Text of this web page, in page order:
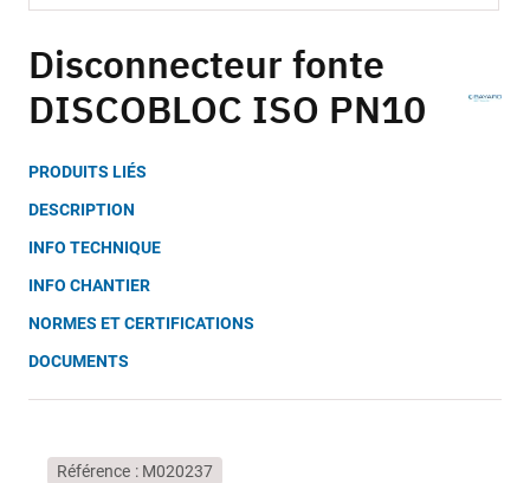
to
the
beginning
of
images
gallery
Disconnecteur fonte
DISCOBLOC ISO PN10
PRODUITS LIÉS
DESCRIPTION
INFO TECHNIQUE
INFO CHANTIER
NORMES ET CERTIFICATIONS
DOCUMENTS
Référence M020237